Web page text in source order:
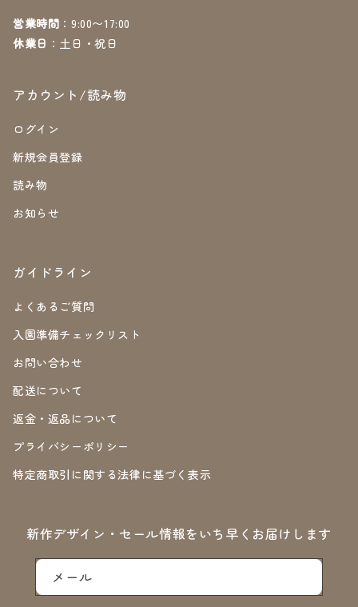
営業時間 ：9:00〜17:00
休業日 ：土日・祝日
アカウント/読み物
ログイン
新規会員登録
読み物
お知らせ
ガイドライン
よくあるご質問
入園準備チェックリスト
お問い合わせ
配送について
返金・返品について
プライバシーポリシー
特定商取引に関する法律に基づく表示
新作デザイン・セール情報をいち早くお届けします
メール